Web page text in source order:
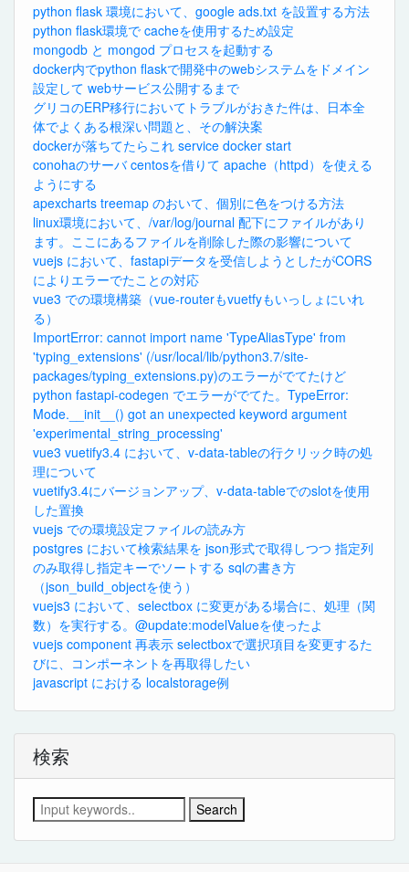
python flask 環境において、google ads.txt を設置する方法
python flask環境で cacheを使用するため設定
mongodb と mongod プロセスを起動する
docker内でpython flaskで開発中のwebシステムをドメイン
設定して webサービス公開するまで
グリコのERP移行においてトラブルがおきた件は、日本全
体でよくある根深い問題と、その解決案
dockerが落ちてたらこれ service docker start
conohaのサーバ centosを借りて apache（httpd）を使える
ようにする
apexcharts treemap のおいて、個別に色をつける方法
linux環境において、/var/log/journal 配下にファイルがあり
ます。ここにあるファイルを削除した際の影響について
vuejs において、fastapiデータを受信しようとしたがCORS
によりエラーでたことの対応
vue3 での環境構築（vue-routerもvuetfyもいっしょにいれ
る）
ImportError: cannot import name 'TypeAliasType' from
'typing_extensions' (/usr/local/lib/python3.7/site-
packages/typing_extensions.py)のエラーがでてたけど
python fastapi-codegen でエラーがでてた。TypeError:
Mode.__init__() got an unexpected keyword argument
'experimental_string_processing'
vue3 vuetify3.4 において、v-data-tableの行クリック時の処
理について
vuetify3.4にバージョンアップ、v-data-tableでのslotを使用
した置換
vuejs での環境設定ファイルの読み方
postgres において検索結果を json形式で取得しつつ 指定列
のみ取得し指定キーでソートする sqlの書き方
（json_build_objectを使う）
vuejs3 において、selectbox に変更がある場合に、処理（関
数）を実行する。@update:modelValueを使ったよ
vuejs component 再表示 selectboxで選択項目を変更するた
びに、コンポーネントを再取得したい
javascript における localstorage例
検索
Search